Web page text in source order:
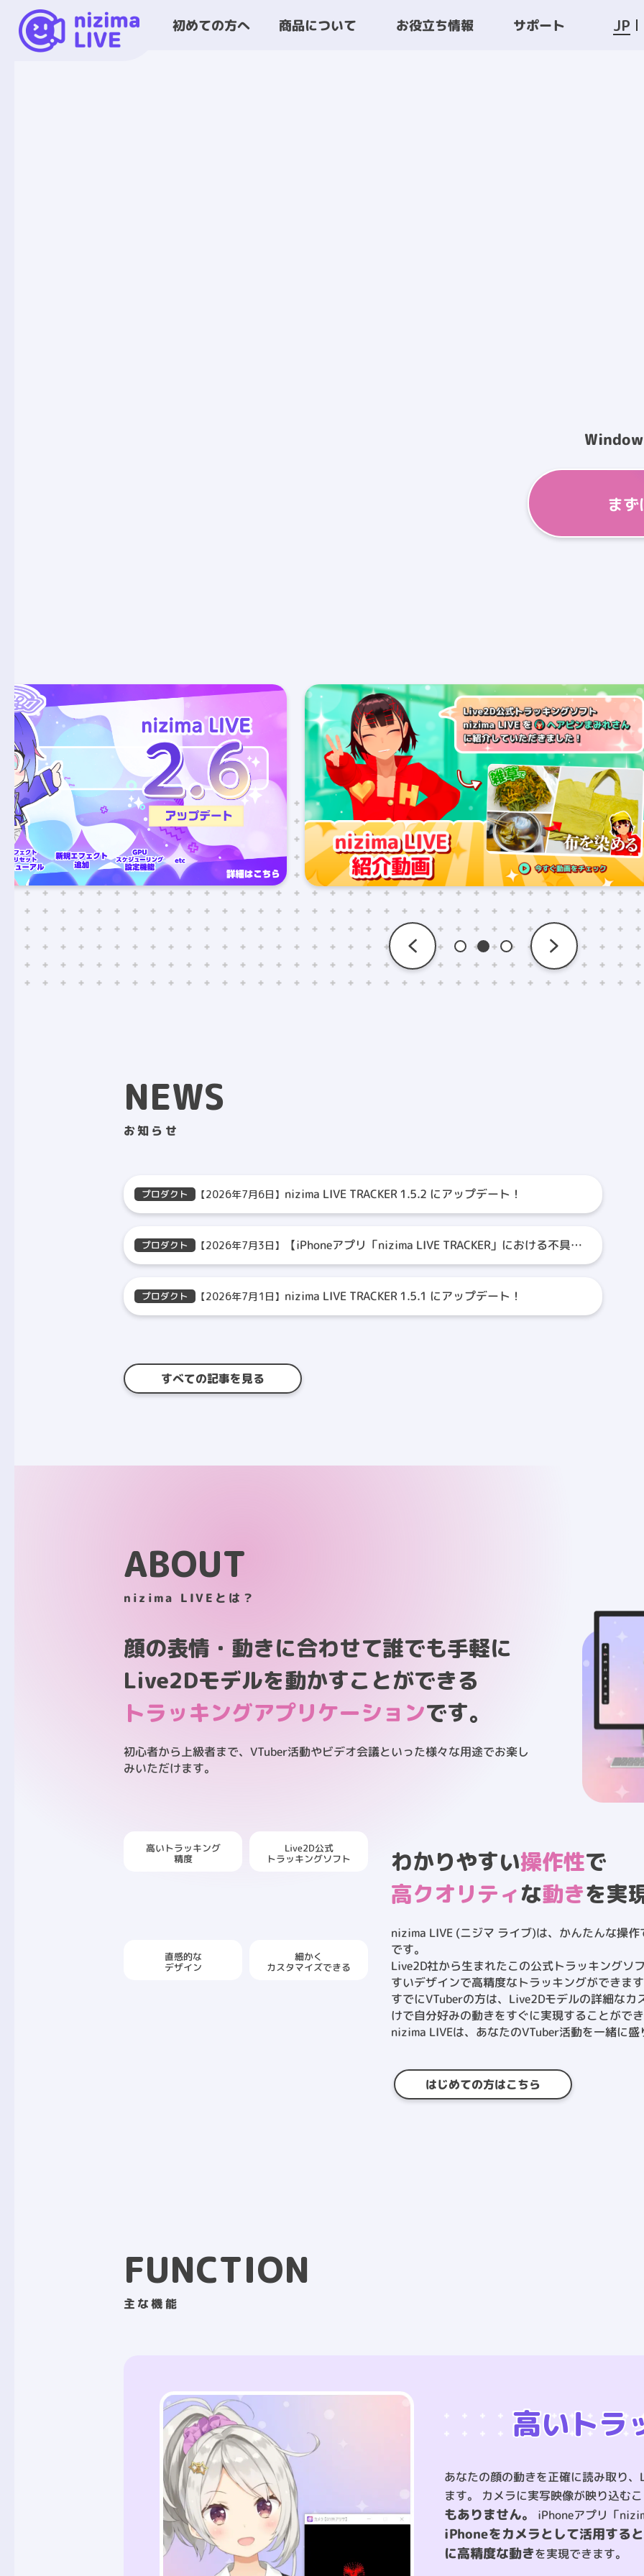
初めての方へ 商品について お役立ち情報 サポート JP
まず
NEWS
お知らせ
プロダクト 【2026年7月6日】 nizima LIVE TRACKER 1.5.2 にアップデート！
プロダクト 【2026年7月3日】 【iPhoneアプリ「nizima LIVE TRACKER」における不具合
のお知らせ】
プロダクト 【2026年7月1日】 nizima LIVE TRACKER 1.5.1 にアップデート！
すべての記事を見る
ABOUT
nizima LIVEとは？
顔の表情・動きに合わせて誰でも手軽に
Live2Dモデルを動かすことができる
トラッキングアプリケーションです。
初心者から上級者まで、VTuber活動やビデオ会議といった様々な用途でお楽し
みいただけます。
高いトラッキング
精度
Live2D公式
トラッキングソフト
直感的な
デザイン
細かく
カスタマイズできる
わかりやすい操作性で
高クオリティな動きを実
nizima LIVE (ニジマ ライブ)は、かんたんな操
です。
Live2D社から生まれたこの公式トラッキングソ
すいデザインで高精度なトラッキングができま
すでにVTuberの方は、Live2Dモデルの詳細な
けで自分好みの動きをすぐに実現することがで
nizima LIVEは、あなたのVTuber活動を一緒に
はじめての方はこちら
FUNCTION
主な機能
高いトラ
あなたの顔の動きを正確に読み取り
ます。 カメラに実写映像が映り込む
もありません。 iPhoneアプリ「
iPhoneをカメラとして活用する
に高精度な動きを実現できます。